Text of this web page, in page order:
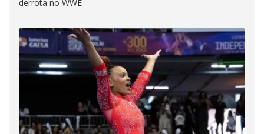
derrota no WWE